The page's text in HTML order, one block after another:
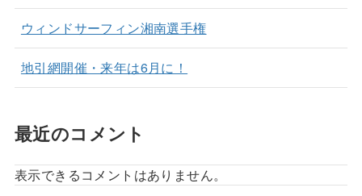
ウィンドサーフィン湘南選手権
地引網開催・来年は6月に！
最近のコメント
表示できるコメントはありません。